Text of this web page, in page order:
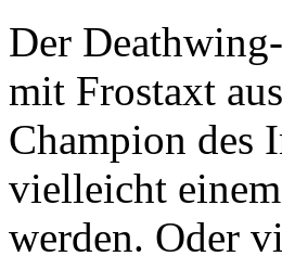
Der
mit Frostaxt aus
Champion des
vielleicht
werden. Oder